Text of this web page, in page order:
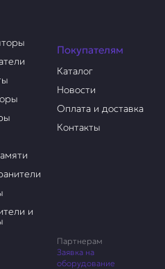
и
Покупателям
Каталог
Новости
Оплата и доставка
Контакты
Партнерам
Заявка на
оборудование